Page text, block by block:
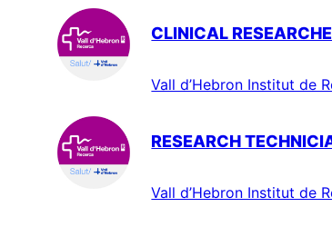
CLINICAL
Vall d’Hebron Institut de
RESEARCH
Vall d’Hebron Institut de